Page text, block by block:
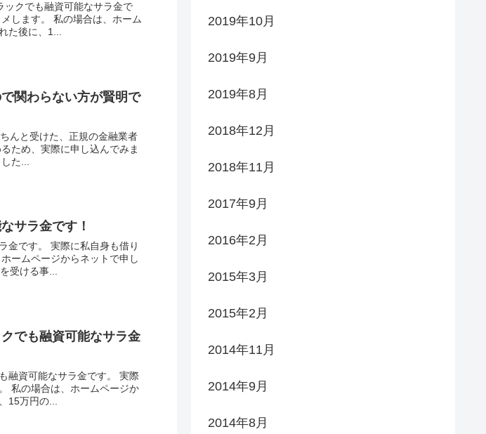
ックでも融資可能なサラ金で
します。 私の場合は、ホーム
た後に、1...
関わらない方が賢明で
んと受けた、正規の金融業者
ため、実際に申し込んでみま
た...
サラ金です！
金です。 実際に私自身も借り
ームページからネットで申し
受ける事...
でも融資可能なサラ金
融資可能なサラ金です。 実際
私の場合は、ホームページか
15万円の...
2019年10月
2019年9月
2019年8月
2018年12月
2018年11月
2017年9月
2016年2月
2015年3月
2015年2月
2014年11月
2014年9月
2014年8月